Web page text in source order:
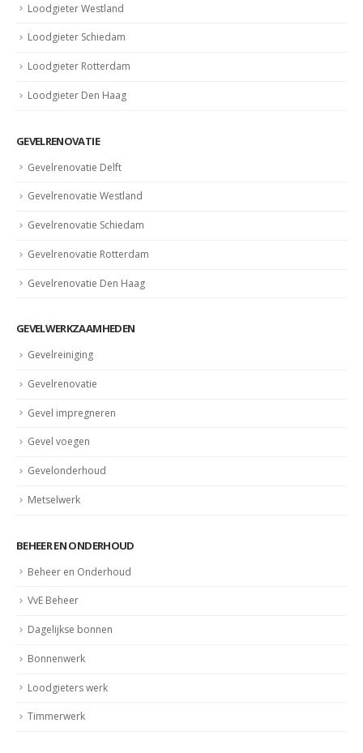
Loodgieter Westland
Loodgieter Schiedam
Loodgieter Rotterdam
Loodgieter Den Haag
GEVELRENOVATIE
Gevelrenovatie Delft
Gevelrenovatie Westland
Gevelrenovatie Schiedam
Gevelrenovatie Rotterdam
Gevelrenovatie Den Haag
GEVELWERKZAAMHEDEN
Gevelreiniging
Gevelrenovatie
Gevel impregneren
Gevel voegen
Gevelonderhoud
Metselwerk
BEHEER EN ONDERHOUD
Beheer en Onderhoud
VvE Beheer
Dagelijkse bonnen
Bonnenwerk
Loodgieters werk
Timmerwerk